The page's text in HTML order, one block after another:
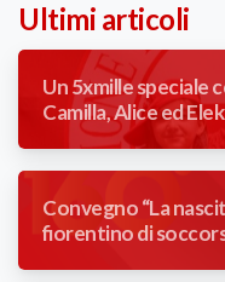
Ultimi articoli
Un 5xmille speciale
Camilla, Alice ed
Convegno “La
fiorentino di
Comune di Firenze”